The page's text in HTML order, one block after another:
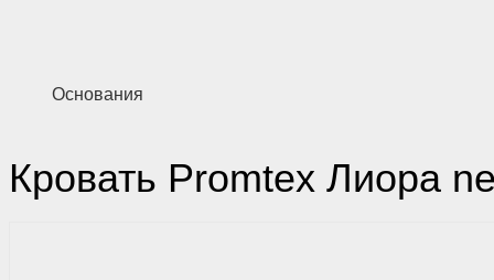
Основания
Кровать Promtex Лиора